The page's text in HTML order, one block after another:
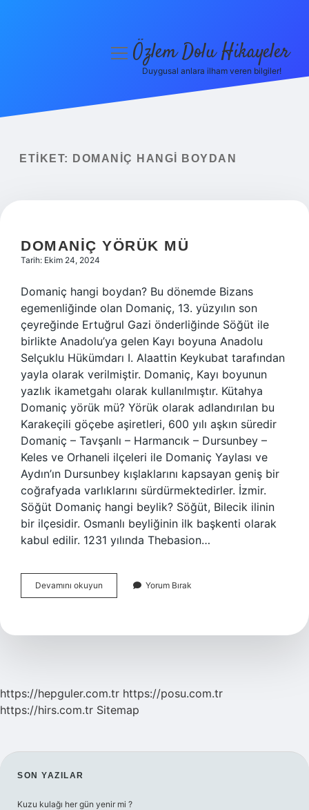
Yasal Uyarı
menüyüÖzlem Dolu Hikayeler
Duygusal anlara ilham veren bilgiler!
ETIKET: DOMANIÇ HANGI BOYDAN
DOMANIÇ YÖRÜK MÜ
Tarih: Ekim 24, 2024
Domaniç hangi boydan? Bu dönemde Bizans
egemenliğinde olan Domaniç, 13. yüzyılın son
çeyreğinde Ertuğrul Gazi önderliğinde Söğüt ile
birlikte Anadolu’ya gelen Kayı boyuna Anadolu
Selçuklu Hükümdarı I. Alaattin Keykubat tarafından
yayla olarak verilmiştir. Domaniç, Kayı boyunun
yazlık ikametgahı olarak kullanılmıştır. Kütahya
Domaniç yörük mü? Yörük olarak adlandırılan bu
Karakeçili göçebe aşiretleri, 600 yılı aşkın süredir
Domaniç – Tavşanlı – Harmancık – Dursunbey –
Keles ve Orhaneli ilçeleri ile Domaniç Yaylası ve
Aydın’ın Dursunbey kışlaklarını kapsayan geniş bir
coğrafyada varlıklarını sürdürmektedirler. İzmir.
Söğüt Domaniç hangi beylik? Söğüt, Bilecik ilinin
bir ilçesidir. Osmanlı beyliğinin ilk başkenti olarak
kabul edilir. 1231 yılında Thebasion…
Devamını okuyun Domaniç
Yörük
Yorum Bırak
https://hepguler.com.tr https://posu.com.tr
https://hirs.com.tr Sitemap
SIDEBAR
SON YAZILAR
Kuzu kulağı her gün yenir mi ?